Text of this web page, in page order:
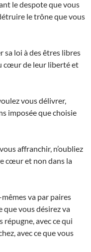
le despote que vous
le trône que vous
loi à des êtres libres
cœur de leur liberté et
vous délivrer,
imposée que choisie
affranchir, n’oubliez
cœur et non dans la
va par paires
que vous désirez va
répugne, avec ce qui
avec ce que vous